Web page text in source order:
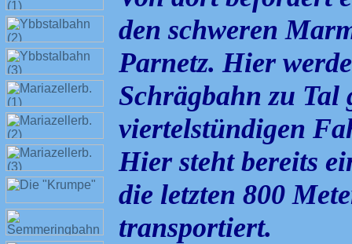
den schweren
Parnetz. Hier
Schrägbahn zu
viertelstündigen
Hier steht bereits
die letzten 800
transportiert.